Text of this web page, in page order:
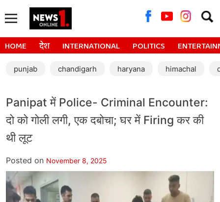
for:
HOME देश INTERNATIONAL POLITICS
punjab chandigarh haryana himachal
Panipat में Police- Criminal Encounter:
दो को गोली लगी, एक दबोचा; घर में Firing कर की
थी लूट
Posted on November 8, 2025